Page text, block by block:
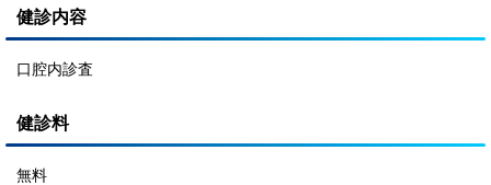
健診内容
口腔内診査
健診料
無料